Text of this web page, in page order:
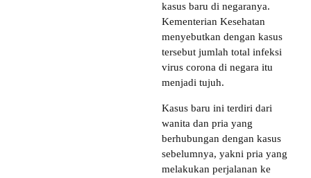
kasus baru di negaranya.
Kementerian Kesehatan
menyebutkan dengan kasus
tersebut jumlah total infeksi
virus corona di negara itu
menjadi tujuh.
Kasus baru ini terdiri dari
wanita dan pria yang
berhubungan dengan kasus
sebelumnya, yakni pria yang
melakukan perjalanan ke